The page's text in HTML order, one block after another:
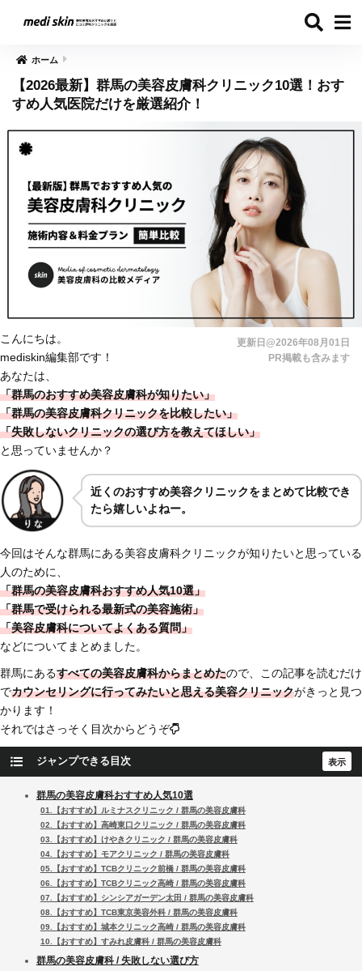
ホーム
【2026最新】群馬の美容皮膚科クリニック10選！おす
すめ人気医院だけを厳選紹介！
更新日@2026年08月01日
PR掲載も含みます
こんにちは。
mediskin編集部です！
あなたは、
「群馬のおすすめ美容皮膚科が知りたい」
「群馬の美容皮膚科クリニックを比較したい」
「失敗しないクリニックの選び方を教えてほしい」
と思っていませんか？
近くのおすすめ美容クリニックをまとめて比較でき
たら嬉しいよねー。
今回はそんな群馬にある美容皮膚科クリニックが知りたいと思っている
人のために、
「群馬の美容皮膚科おすすめ人気10選」
「群馬で受けられる最新式の美容施術」
「美容皮膚科についてよくある質問」
などについてまとめました。
群馬にあるすべての美容皮膚科からまとめたので、この記事を読むだけ
でカウンセリングに行ってみたいと思える美容クリニックがきっと見つ
かります！
それではさっそく目次からどうぞ
ジャンプできる目次
群馬の美容皮膚科おすすめ人気10選
01.【おすすめ】ルミナスクリニック / 群馬の美容皮膚科
02.【おすすめ】高崎東口クリニック / 群馬の美容皮膚科
03.【おすすめ】けやきクリニック / 群馬の美容皮膚科
04.【おすすめ】モアクリニック / 群馬の美容皮膚科
05.【おすすめ】TCBクリニック前橋 / 群馬の美容皮膚科
06.【おすすめ】TCBクリニック高崎 / 群馬の美容皮膚科
07.【おすすめ】シンシアガーデン太田 / 群馬の美容皮膚科
08.【おすすめ】TCB東京美容外科 / 群馬の美容皮膚科
09.【おすすめ】城本クリニック高崎 / 群馬の美容皮膚科
10.【おすすめ】すみれ皮膚科 / 群馬の美容皮膚科
群馬の美容皮膚科 / 失敗しない選び方